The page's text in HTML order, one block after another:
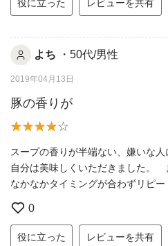
役に立った レビューを共有
よち ・50代/男性
2019年04月13日
豚の香りが
スープの香りが半端ない、嫌いな人
自分は美味しくいただきました。
なかなかタイミングが合わずリピー
0
役に立った レビューを共有